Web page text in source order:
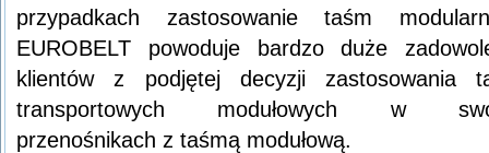
przypadkach zastosowanie taśm
EUROBELT powoduje bardzo duże
klientów z podjętej decyzji zastosowania
transportowych modułowych w
przenośnikach z taśmą modułową.